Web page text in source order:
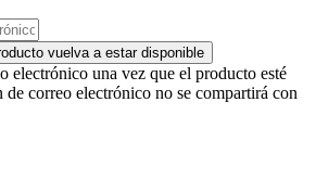
vuelva a estar disponible
electrónico una vez que el producto esté
correo electrónico no se compartirá con